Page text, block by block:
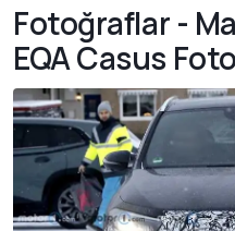
Fotoğraflar -
EQA Casus